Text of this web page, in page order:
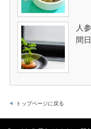
人
間
トップページに戻る